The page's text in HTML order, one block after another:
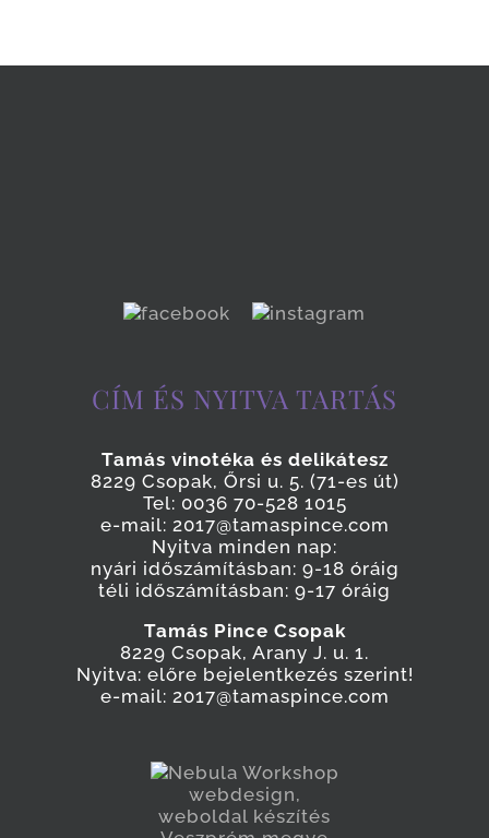
CÍM ÉS NYITVA TARTÁS
Tamás vinotéka és delikátesz
8229 Csopak, Őrsi u. 5. (71-es út)
Tel: 0036 70-528 1015
e-mail: 2017@tamaspince.com
Nyitva minden nap:
nyári időszámításban: 9-18 óráig
téli időszámításban: 9-17 óráig
Tamás Pince Csopak
8229 Csopak, Arany J. u. 1.
Nyitva: előre bejelentkezés szerint!
e-mail: 2017@tamaspince.com